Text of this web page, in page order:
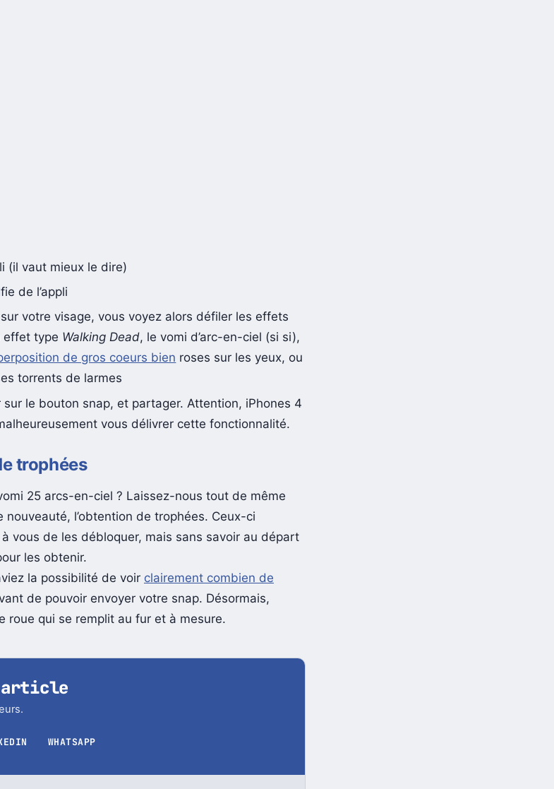
vaut mieux le dire)
de l’appli
votre visage, vous voyez alors défiler les effets
effet typeWalking Dead, le vomi d’arc-en-ciel (si si),
de gros coeurs bien
torrents de larmes
sur le bouton snap, et partager. Attention, iPhones 4
trophées
25 arcs-en-ciel ? Laissez-nous tout de même
nouveauté, l’obtention de trophées. Ceux-ci
à vous de les débloquer, mais sans savoir au départ
les obtenir.
la possibilité de voirclairement combien de
de pouvoir envoyer votre snap. Désormais,